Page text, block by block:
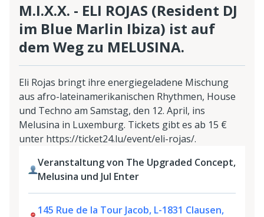
M.I.X.X. - ELI ROJAS (Resident DJ
im Blue Marlin Ibiza) ist auf
dem Weg zu MELUSINA.
Eli Rojas bringt ihre energiegeladene Mischung
aus afro-lateinamerikanischen Rhythmen, House
und Techno am Samstag, den 12. April, ins
Melusina in Luxemburg. Tickets gibt es ab 15 €
unter https://ticket24.lu/event/eli-rojas/.
Veranstaltung von The Upgraded Concept,
Melusina und Jul Enter
145 Rue de la Tour Jacob, L-1831 Clausen,